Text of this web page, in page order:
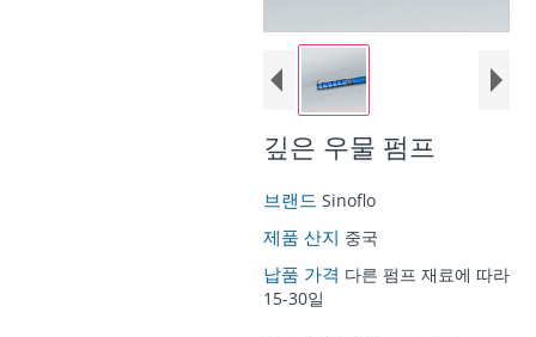
깊은 우물 펌프
브랜드 Sinoflo
제품 산지 중국
납품 가격 다른 펌프 재료에 따라
15-30일